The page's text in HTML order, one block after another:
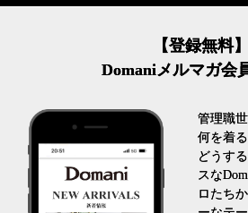
【登録無料】
Domaniメルマガ会
管理職
何を着
どうす
スな
ロたち